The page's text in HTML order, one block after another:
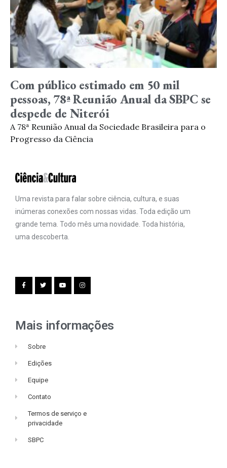
Com público estimado em 50 mil
pessoas, 78ª Reunião Anual da SBPC se
despede de Niterói
A 78ª Reunião Anual da Sociedade Brasileira para o
Progresso da Ciência
Uma revista para falar sobre ciência, cultura, e suas
inúmeras conexões com nossas vidas. Toda edição um
grande tema. Todo mês uma novidade. Toda história,
uma descoberta.
Mais informações
Sobre
Edições
Equipe
Contato
Termos de serviço e
privacidade
SBPC